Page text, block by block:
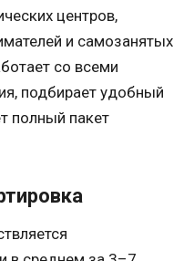
центров,
и самозанятых
со всеми
подбирает удобный
полный пакет